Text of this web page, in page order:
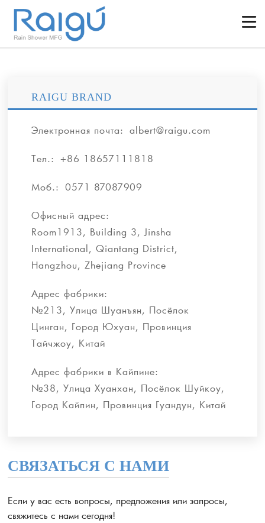
RAIGU BRAND
Электронная почта: albert@raigu.com
Тел.: +86 18657111818
Моб.: 0571 87087909
Офисный адрес:
Room1913, Building 3, Jinsha
International, Qiantang District,
Hangzhou, Zhejiang Province
Адрес фабрики:
№213, Улица Шуанъян, Посёлок
Цинган, Город Юхуан, Провинция
Тайчжоу, Китай
Адрес фабрики в Кайпине:
№38, Улица Хуанхан, Посёлок Шуйкоу,
Город Кайпин, Провинция Гуандун, Китай
СВЯЗАТЬСЯ С НАМИ
Если у вас есть вопросы, предложения или запросы,
свяжитесь с нами сегодня!